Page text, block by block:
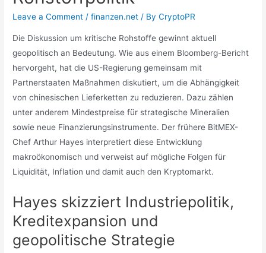
Leave a Comment /finanzen.net / ByCryptoPR
Die Diskussion um kritische Rohstoffe gewinnt aktuell
geopolitisch an Bedeutung. Wie aus einem Bloomberg-Bericht
hervorgeht, hat die US-Regierung gemeinsam mit
Partnerstaaten Maßnahmen diskutiert, um die Abhängigkeit
von chinesischen Lieferketten zu reduzieren. Dazu zählen
unter anderem Mindestpreise für strategische Mineralien
sowie neue Finanzierungsinstrumente. Der frühere BitMEX-
Chef Arthur Hayes interpretiert diese Entwicklung
makroökonomisch und verweist auf mögliche Folgen für
Liquidität, Inflation und damit auch den Kryptomarkt.
Hayes skizziert Industriepolitik,
Kreditexpansion und
geopolitische Strategie